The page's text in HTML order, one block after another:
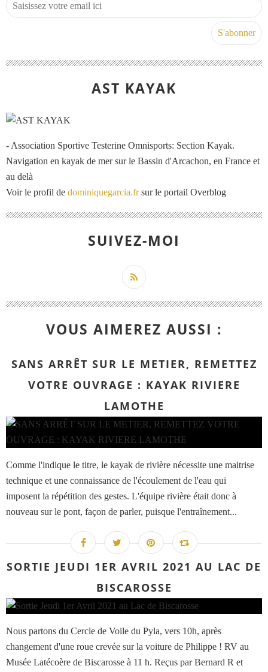
AST KAYAK
- Association Sportive Testerine Omnisports: Section Kayak.
Navigation en kayak de mer sur le Bassin d'Arcachon, en France et
au delà
Voir le profil de dominiquegarcia.frsur le portail Overblog
SUIVEZ-MOI
VOUS AIMEREZ AUSSI :
SANS ARRÊT SUR LE METIER, REMETTEZ
VOTRE OUVRAGE : KAYAK RIVIERE
LAMOTHE
Comme l'indique le titre, le kayak de rivière nécessite une maitrise
technique et une connaissance de l'écoulement de l'eau qui
imposent la répétition des gestes. L'équipe rivière était donc à
nouveau sur le pont, façon de parler, puisque l'entraînement...
SORTIE JEUDI 1ER AVRIL 2021 AU LAC DE
BISCAROSSE
Nous partons du Cercle de Voile du Pyla, vers 10h, après
changement d'une roue crevée sur la voiture de Philippe ! RV au
Musée Latécoère de Biscarosse à 11 h. Reçus par Bernard R et